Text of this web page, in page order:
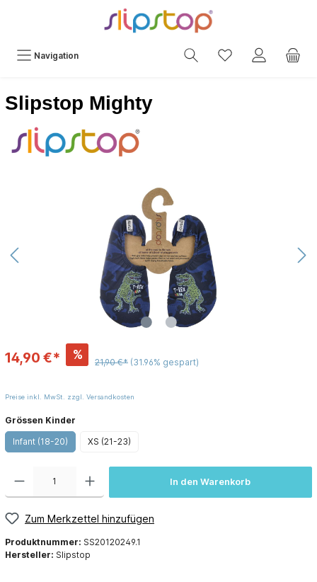
Navigation
Slipstop Mighty
14,90 €* %
21,90 €* (31.96% gespart)
Preise inkl. MwSt. zzgl. Versandkosten
Grössen Kinder
Infant (18-20) XS (21-23)
In den Warenkorb
Zum Merkzettel hinzufügen
Produktnummer: SS20120249.1
Hersteller: Slipstop